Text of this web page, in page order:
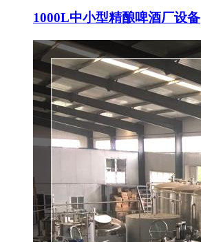
1000L中小型精酿啤酒厂设备